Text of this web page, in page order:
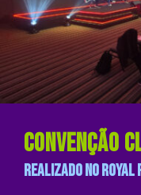
Convenção
realizado no royal